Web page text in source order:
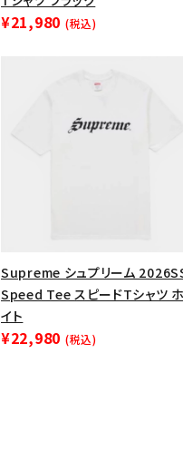
¥21,980 (税込)
Supreme シュプリーム
Speed Tee スピードTシャツ
イト
¥22,980 (税込)